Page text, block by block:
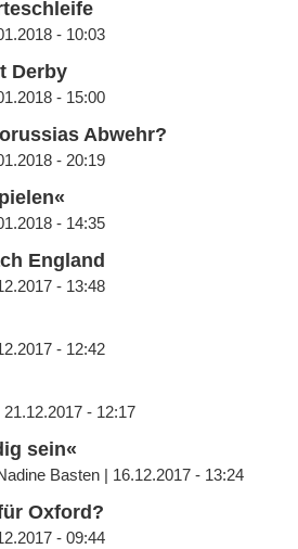
- 10:03
Derby
- 15:00
Abwehr?
- 20:19
- 14:35
England
- 13:48
- 12:42
- 12:17
sein«
Basten | 16.12.2017 - 13:24
Oxford?
- 09:44